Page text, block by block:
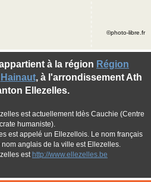
à la région Région
Hainaut, à l'arrondissement Ath
Ellezelles.
est actuellement Idès Cauchie (Centre
humaniste).
est appelé un Ellezellois. Le nom français
anglais de la ville est Ellezelles.
est http://www.ellezelles.be
©photo-libre.fr